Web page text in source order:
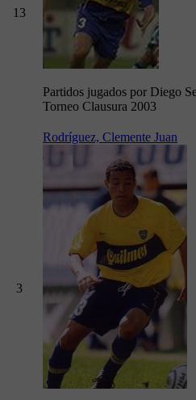
13
Partidos jugados por Diego
Torneo Clausura 2003
3
Rodríguez, Clemente Juan